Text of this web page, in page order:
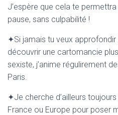
J’espère que cela te
pause, sans culpabilité !
✦Si jamais tu veux approfondir
découvrir une cartomancie
sexiste, j’anime régulirement
Paris.
✦Je cherche d’ailleurs
France ou Europe pour poser